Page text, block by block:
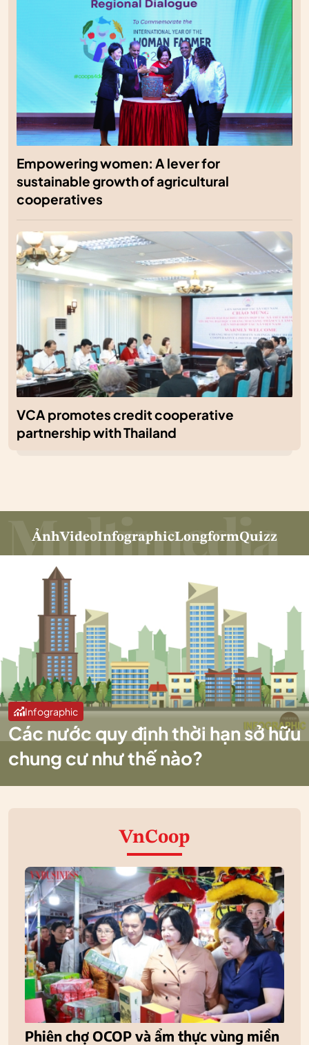
Empowering women: A lever for
sustainable growth of agricultural
cooperatives
VCA promotes credit cooperative
partnership with Thailand
ẢnhVideoInfographicLongformQuizz
Infographic
Các nước quy định thời hạn sở hữu
chung cư như thế nào?
VnCoop
Phiên chợ OCOP và ẩm thực vùng miền